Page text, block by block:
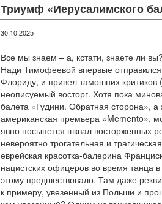
Триумф «Иерусалимского
30.10.2025
Все мы знаем – а, кстати, знаете ли
Нади Тимофеевой впервые
Флориду, и привел тамошних критиков
неописуемый восторг. Хотя пока
балета «Гудини. Обратная сторона», а
американская премьера «Memento»,
явно посыпется шквал восторженных
невероятно трогательная и
еврейская красотка-балерина
нацистских офицеров во время танца
этому предшествовало. Там даже
к примеру, увезенный из Польши и